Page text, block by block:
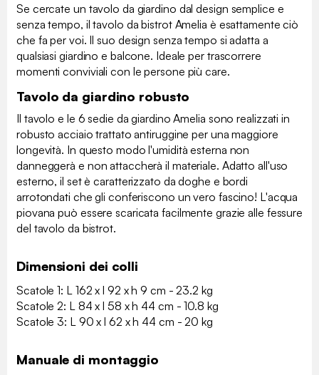
Se cercate un tavolo da giardino dal design semplice e
senza tempo, il tavolo da bistrot Amelia è esattamente ciò
che fa per voi. Il suo design senza tempo si adatta a
qualsiasi giardino e balcone. Ideale per trascorrere
momenti conviviali con le persone più care.
Tavolo da giardino robusto
Il tavolo e le 6 sedie da giardino Amelia sono realizzati in
robusto acciaio trattato antiruggine per una maggiore
longevità. In questo modo l'umidità esterna non
danneggerà e non attaccherà il materiale. Adatto all'uso
esterno, il set è caratterizzato da doghe e bordi
arrotondati che gli conferiscono un vero fascino! L'acqua
piovana può essere scaricata facilmente grazie alle fessure
del tavolo da bistrot.
Dimensioni dei colli
Scatole 1: L 162 x l 92 x h 9 cm - 23.2 kg
Scatole 2: L 84 x l 58 x h 44 cm - 10.8 kg
Scatole 3: L 90 x l 62 x h 44 cm - 20 kg
Manuale di montaggio